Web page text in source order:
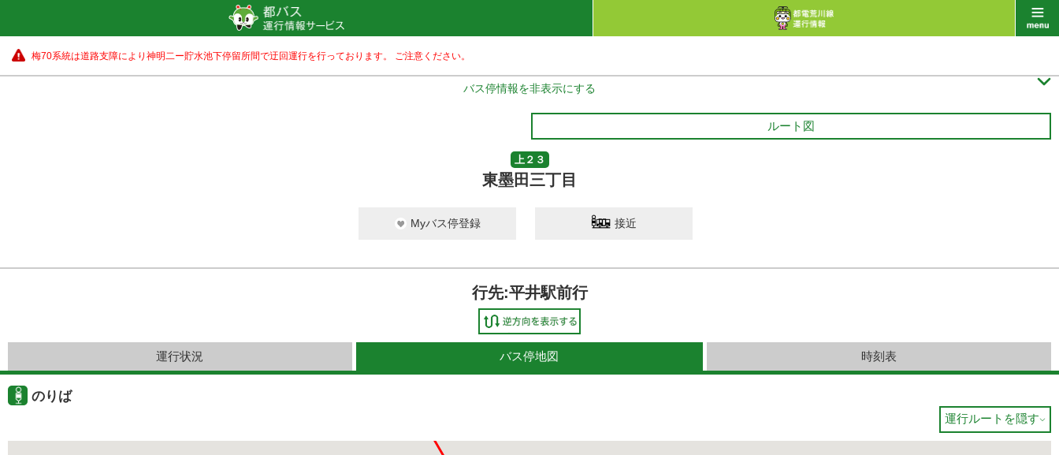
梅70系統は道路支障により神明二ー貯水池下停留所間で迂回運行を行っております。 ご注意ください。
バス停情報を非表示にする 
ルート図
上２３
東墨田三丁目
Myバス停登録 接近
行先:平井駅前行
運行状況 バス停地図 時刻表
のりば
運行ルートを隠す